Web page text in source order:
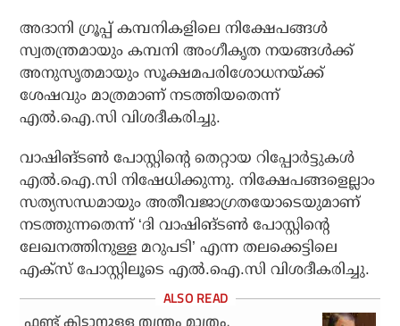
അദാനി ഗ്രൂപ്പ് കമ്പനികളിലെ നിക്ഷേപങ്ങള്‍
സ്വതന്ത്രമായും കമ്പനി അംഗീകൃത നയങ്ങള്‍ക്ക്
അനുസൃതമായും സൂക്ഷമപരിശോധനയ്ക്ക്
ശേഷവും മാത്രമാണ് നടത്തിയതെന്ന്
എല്‍.ഐ.സി വിശദീകരിച്ചു.
വാഷിങ്ടണ്‍ പോസ്റ്റിന്റെ തെറ്റായ റിപ്പോര്‍ട്ടുകള്‍
എല്‍.ഐ.സി നിഷേധിക്കുന്നു. നിക്ഷേപങ്ങളെല്ലാം
സത്യസന്ധമായും അതീവജാഗ്രതയോടെയുമാണ്
നടത്തുന്നതെന്ന് ‘ദി വാഷിങ്ടണ്‍ പോസ്റ്റിന്റെ
ലേഖനത്തിനുള്ള മറുപടി’ എന്ന തലക്കെട്ടിലെ
എക്‌സ് പോസ്റ്റിലൂടെ എല്‍.ഐ.സി വിശദീകരിച്ചു.